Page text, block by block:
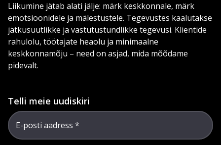
Liikumine jätab alati jälje: märk keskkonnale, märk
emotsioonidele ja mälestustele. Tegevustes kaalutakse
jätkusuutlikke ja vastutustundlikke tegevusi. Klientide
rahulolu, töötajate heaolu ja minimaalne
keskkonnamõju – need on asjad, mida mõõdame
pidevalt.
Telli meie uudiskiri
E-posti aadress